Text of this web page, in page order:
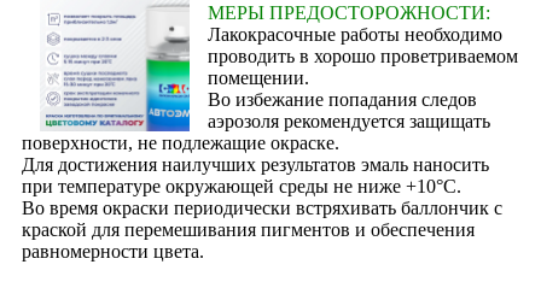
МЕРЫ ПРЕДОСТОРОЖНОСТИ:
Лакокрасочные работы необходимо
проводить в хорошо проветриваемом
помещении.
Во избежание попадания следов
аэрозоля рекомендуется защищать
поверхности, не подлежащие окраске.
Для достижения наилучших результатов эмаль наносить
при температуре окружающей среды не ниже +10°С.
Во время окраски периодически встряхивать баллончик с
краской для перемешивания пигментов и обеспечения
равномерности цвета.